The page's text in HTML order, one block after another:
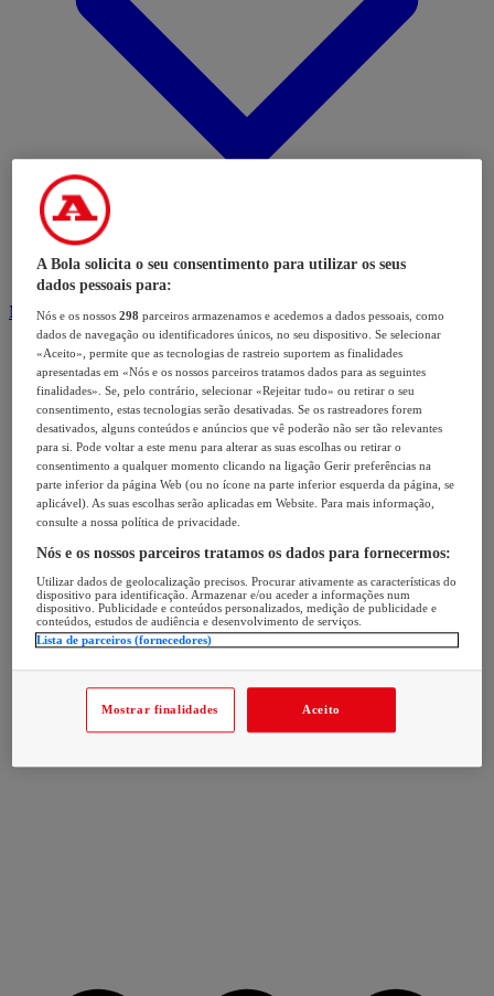
Modalidades
A Bola solicita o seu consentimento para utilizar os seus
dados pessoais para:
Nós e os nossos298 parceiros armazenamos e acedemos a dados pessoais, como
dados de navegação ou identificadores únicos, no seu dispositivo. Se selecionar
«Aceito», permite que as tecnologias de rastreio suportem as finalidades
apresentadas em «Nós e os nossos parceiros tratamos dados para as seguintes
finalidades». Se, pelo contrário, selecionar «Rejeitar tudo» ou retirar o seu
consentimento, estas tecnologias serão desativadas. Se os rastreadores forem
desativados, alguns conteúdos e anúncios que vê poderão não ser tão relevantes
para si. Pode voltar a este menu para alterar as suas escolhas ou retirar o
consentimento a qualquer momento clicando na ligação Gerir preferências na
parte inferior da página Web (ou no ícone na parte inferior esquerda da página, se
aplicável). As suas escolhas serão aplicadas em Website. Para mais informação,
consulte a nossa política de privacidade.
Nós e os nossos parceiros tratamos os dados para fornecermos:
Utilizar dados de geolocalização precisos. Procurar ativamente as características do
dispositivo para identificação. Armazenar e/ou aceder a informações num
dispositivo. Publicidade e conteúdos personalizados, medição de publicidade e
conteúdos, estudos de audiência e desenvolvimento de serviços.
Lista de parceiros (fornecedores)
Mostrar finalidades Aceito